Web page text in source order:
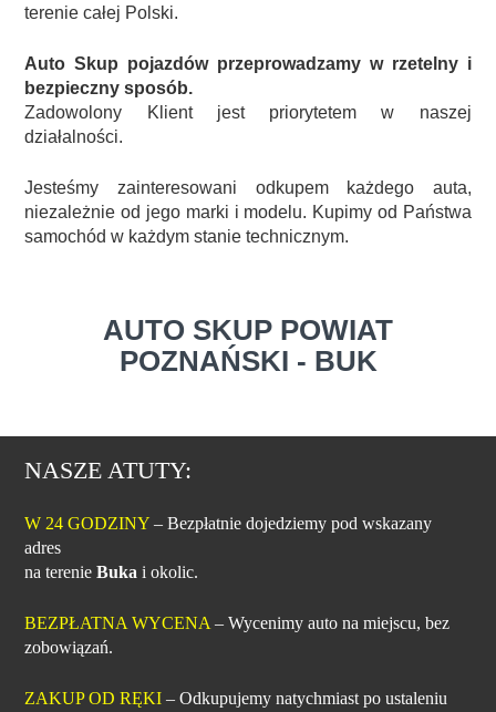
terenie całej Polski.
Auto Skup pojazdów przeprowadzamy w rzetelny i
bezpieczny sposób.
Zadowolony Klient jest priorytetem w naszej
działalności.
Jesteśmy zainteresowani odkupem każdego auta,
niezależnie od jego marki i modelu. Kupimy od Państwa
samochód w każdym stanie technicznym.
AUTO SKUP POWIAT
POZNAŃSKI - BUK
NASZE ATUTY:
W 24 GODZINY – Bezpłatnie dojedziemy pod wskazany
adres
na terenie Bukai okolic.
BEZPŁATNA WYCENA – Wycenimy auto na miejscu, bez
zobowiązań.
ZAKUP OD RĘKI – Odkupujemy natychmiast po ustaleniu